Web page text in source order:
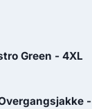
Green - 4XL
-